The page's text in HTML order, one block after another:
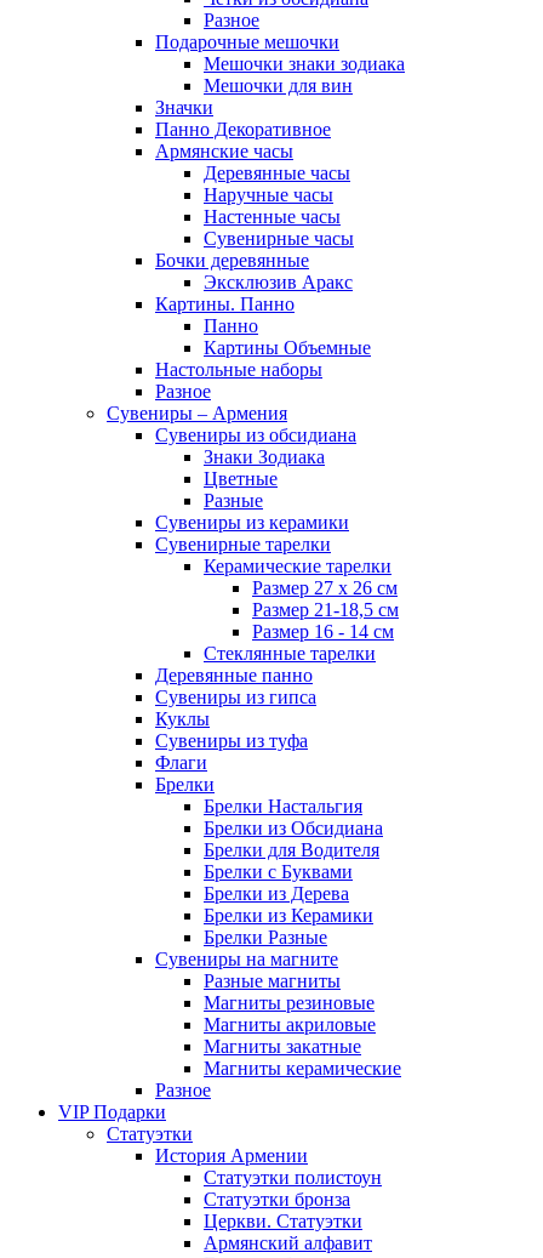
Разное
Подарочные мешочки
Мешочки знаки зодиака
Мешочки для вин
Значки
Панно Декоративное
Армянские часы
Деревянные часы
Наручные часы
Настенные часы
Сувенирные часы
Бочки деревянные
Эксклюзив Аракс
Картины. Панно
Панно
Картины Объемные
Настольные наборы
Разное
Сувениры – Армения
Сувениры из обсидиана
Знаки Зодиака
Цветные
Разные
Сувениры из керамики
Сувенирные тарелки
Керамические тарелки
Размер 27 х 26 см
Размер 21-18,5 см
Размер 16 - 14 см
Стеклянные тарелки
Деревянные панно
Сувениры из гипса
Куклы
Сувениры из туфа
Флаги
Брелки
Брелки Настальгия
Брелки из Обсидиана
Брелки для Водителя
Брелки с Буквами
Брелки из Дерева
Брелки из Керамики
Брелки Разные
Сувениры на магните
Разные магниты
Магниты резиновые
Магниты акриловые
Магниты закатные
Магниты керамические
Разное
VIP Подарки
Статуэтки
История Армении
Статуэтки полистоун
Статуэтки бронза
Церкви. Статуэтки
Армянский алфавит